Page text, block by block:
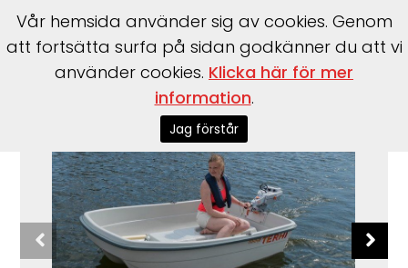
Båtmärken>Terhi>Tender
Vår hemsida använder sig av cookies. Genom
att fortsätta surfa på sidan godkänner du att vi
använder cookies. Klicka här för mer
information.
Jag förstår